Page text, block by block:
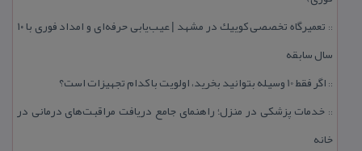
::
تعمیرگاه تخصصی كوییك در مشهد | عیب‌یابی حرفه‌ای و امداد فوری با ۱۰
سال سابقه
:: اگر فقط 10 وسیله بتوانید بخرید، اولویت با كدام تجهیزات است؟
:: خدمات پزشكی در منزل؛ راهنمای جامع دریافت مراقبت‌های درمانی در
خانه